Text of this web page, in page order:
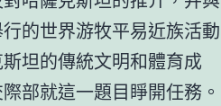
的世界游牧平易近族活動
坦的傳統文明和體育成
部就這一題目睜開任務。